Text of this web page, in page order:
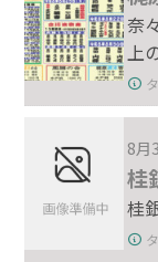
奈
上
8月
桂
桂